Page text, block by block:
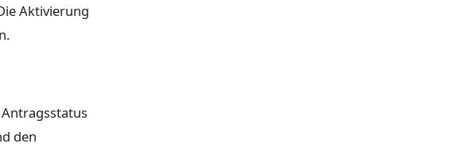
Aktivierung
Antragsstatus
den